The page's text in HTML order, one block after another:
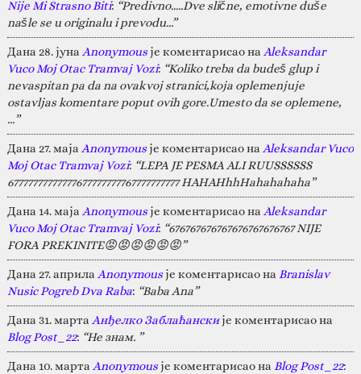
Nije Mi Strasno Biti: “Predivno.....Dve slične, emotivne duše
našle se u originalu i prevodu...”
Дана 28. јуна Anonymousје коментарисао на Aleksandar
Vuco Moj Otac Tramvaj Vozi: “Koliko treba da budeš glup i
nevaspitan pa da na ovakvoj stranici,koja oplemenjuje
ostavljas komentare poput ovih gore.Umesto da se oplemene,
…”
Дана 27. маја Anonymousје коментарисао на Aleksandar Vuco
Moj Otac Tramvaj Vozi: “LEPA JE PESMA ALI RUUSSSSSS
67777777777777677777777767777777777 HAHAHhhHahahahaha”
Дана 14. маја Anonymousје коментарисао на Aleksandar
Vuco Moj Otac Tramvaj Vozi: “676767676767676767676767 NIJE
FORA PREKINITE😡😡😡😡😡😡”
Дана 27. априла Anonymousје коментарисао на Branislav
Nusic Pogreb Dva Raba: “Baba Ana”
Дана 31. марта Анђелко Заблаћанскије коментарисао на
Blog Post_22: “Не знам. ”
Дана 10. марта Anonymousје коментарисао на Blog Post_22: